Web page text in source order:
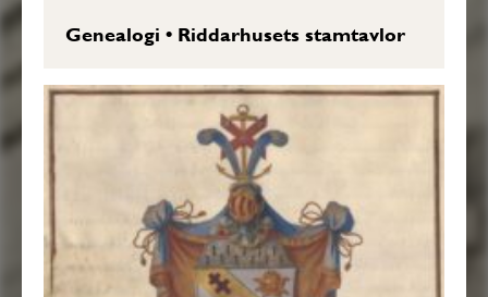
Genealogi • Riddarhusets stamtavlor